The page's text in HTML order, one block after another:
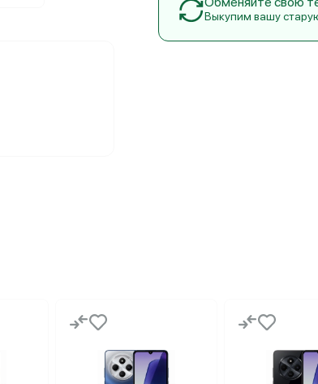
Выкупим вашу